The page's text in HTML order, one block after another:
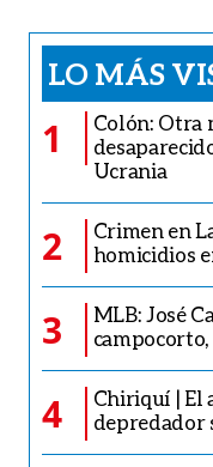
LO MÁS
1
Colón: Otra
Ucrania
2
Crimen en
homicidios
3
MLB: José
4
Chiriquí | El
depredador